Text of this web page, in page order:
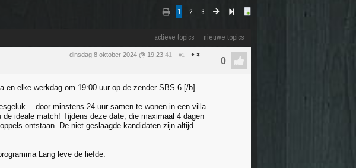
1 2 3
actieve topics nieuwe topics
dinsdag 8 oktober 2024 @ 19:23:41 #1
en elke werkdag om 19:00 uur op de zender SBS 6.[/b]
door minstens 24 uur samen te wonen in een villa
ideale match! Tijdens deze date, die maximaal 4 dagen
ontstaan. De niet geslaagde kandidaten zijn altijd
Lang leve de liefde.